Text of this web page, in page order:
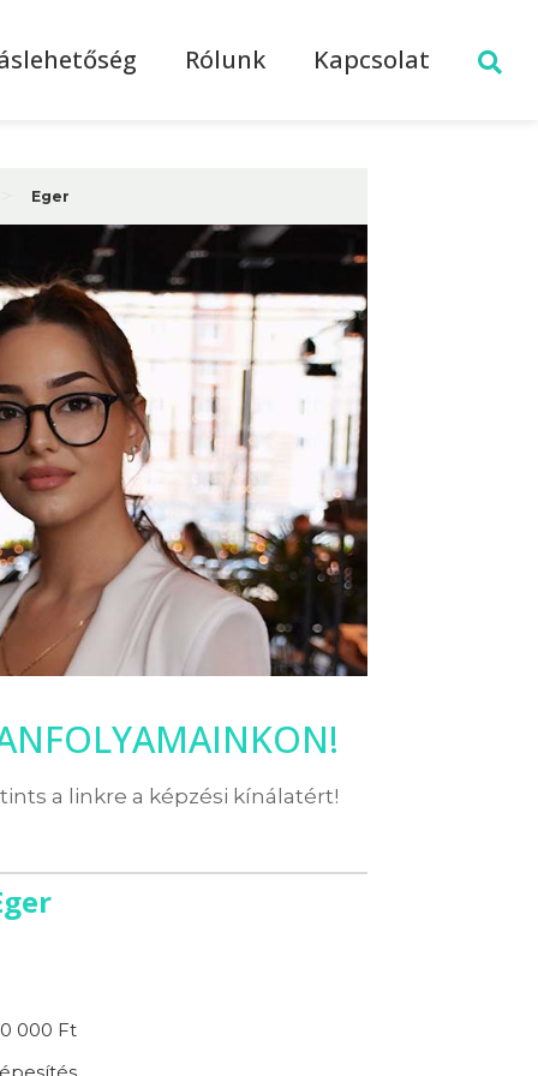
Rólunk Kapcsolat
Eger
a linkre a képzési kínálatért!
000 Ft